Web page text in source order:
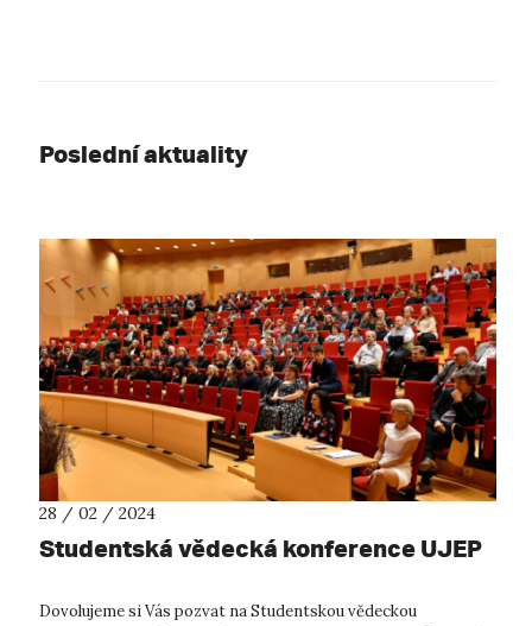
Poslední aktuality
28 / 02 / 2024
Studentská vědecká konference UJEP
Dovolujeme si Vás pozvat na Studentskou vědeckou